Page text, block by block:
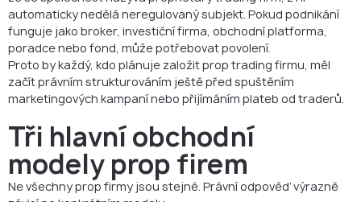
automaticky nedělá neregulovaný subjekt. Pokud podnikání
funguje jako broker, investiční firma, obchodní platforma,
poradce nebo fond, může potřebovat povolení.
Proto by každý, kdo plánuje založit prop trading firmu, měl
začít právním strukturováním ještě před spuštěním
marketingových kampaní nebo přijímáním plateb od traderů.
Tři hlavní obchodní
modely prop firem
Ne všechny prop firmy jsou stejné. Právní odpověď výrazně